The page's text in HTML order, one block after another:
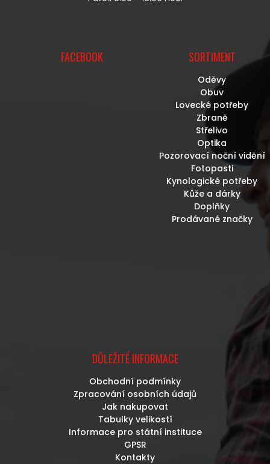
FACEBOOK SORTIMENT
Oděvy
Obuv
Lovecké potřeby
Zbraně
Střelivo
Optika
Pozorovací noční vidění
Fotopasti
Kynologické potřeby
Kůže a dárky
Doplňky
Prodávané značky
DŮLEŽITÉ INFORMACE
Obchodní podmínky
Zpracování osobních údajů
Jak nakupovat
Tabulky velikostí
Informace pro státní instituce
GPSR
Kontakty